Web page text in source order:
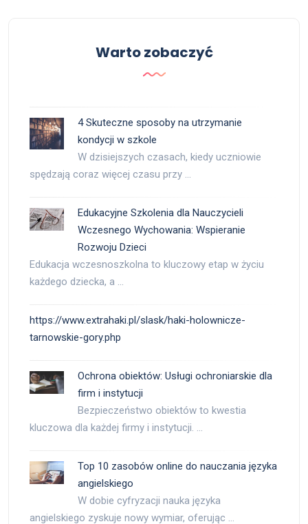
Warto zobaczyć
4 Skuteczne sposoby na utrzymanie
kondycji w szkole
W dzisiejszych czasach, kiedy uczniowie
spędzają coraz więcej czasu przy …
Edukacyjne Szkolenia dla Nauczycieli
Wczesnego Wychowania: Wspieranie
Rozwoju Dzieci
Edukacja wczesnoszkolna to kluczowy etap w życiu
każdego dziecka, a …
https://www.extrahaki.pl/slask/haki-holownicze-
tarnowskie-gory.php
Ochrona obiektów: Usługi ochroniarskie dla
firm i instytucji
Bezpieczeństwo obiektów to kwestia
kluczowa dla każdej firmy i instytucji. …
Top 10 zasobów online do nauczania języka
angielskiego
W dobie cyfryzacji nauka języka
angielskiego zyskuje nowy wymiar, oferując …